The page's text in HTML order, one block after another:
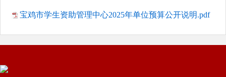
宝鸡市学生资助管理中心2025年单位预算公开说明.pdf